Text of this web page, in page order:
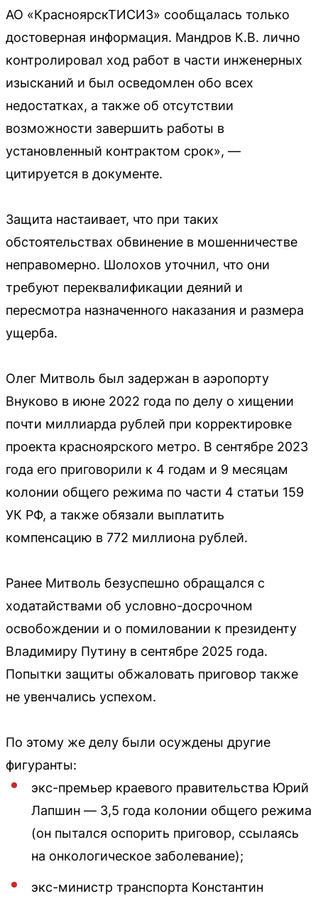
АО «КрасноярскТИСИЗ» сообщалась только
достоверная информация. Мандров К.В. лично
контролировал ход работ в части инженерных
изысканий и был осведомлен обо всех
недостатках, а также об отсутствии
возможности завершить работы в
установленный контрактом срок», —
цитируется в документе.
Защита настаивает, что при таких
обстоятельствах обвинение в мошенничестве
неправомерно. Шолохов уточнил, что они
требуют переквалификации деяний и
пересмотра назначенного наказания и размера
ущерба.
Олег Митволь был задержан в аэропорту
Внуково в июне 2022 года по делу о хищении
почти миллиарда рублей при корректировке
проекта красноярского метро. В сентябре 2023
года его приговорили к 4 годам и 9 месяцам
колонии общего режима по части 4 статьи 159
УК РФ, а также обязали выплатить
компенсацию в 772 миллиона рублей.
Ранее Митволь безуспешно обращался с
ходатайствами об условно-досрочном
освобождении и о помиловании к президенту
Владимиру Путину в сентябре 2025 года.
Попытки защиты обжаловать приговор также
не увенчались успехом.
По этому же делу были осуждены другие
фигуранты:
экс-премьер краевого правительства Юрий
Лапшин — 3,5 года колонии общего режима
(он пытался оспорить приговор, ссылаясь
на онкологическое заболевание);
экс-министр транспорта Константин